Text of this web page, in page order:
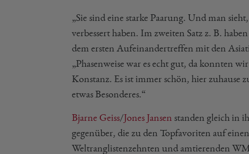
„Sie sind eine starke Paarung. Und man
verbessert haben. Im zweiten Satz z. B.
dem ersten Aufeinandertreffen mit den
„Phasenweise war es echt gut, da konnten
Konstanz. Es ist immer schön, hier
etwas Besonderes.“
Bjarne Geiss/Jones Jansen standen gleich in
gegenüber, die zu den Topfavoriten auf
Weltranglistenzehnten und amtierenden